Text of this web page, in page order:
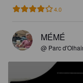
4.0
MÉMÉ
@ Parc